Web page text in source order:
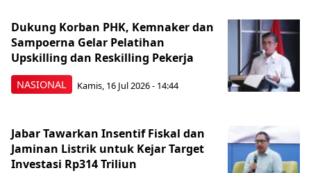
NASIONAL
Dukung Korban PHK, Kemnaker dan
Sampoerna Gelar Pelatihan
Upskilling dan Reskilling Pekerja
Kamis, 16 Jul 2026 - 14:44
Jabar Tawarkan Insentif Fiskal dan
Jaminan Listrik untuk Kejar Target
Investasi Rp314 Triliun